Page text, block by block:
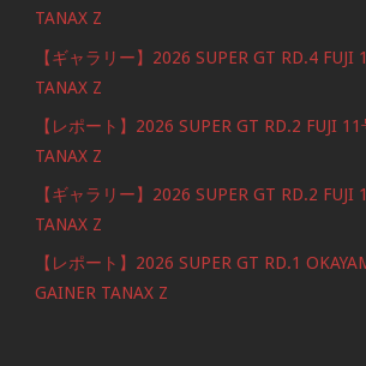
TANAX Z
【ギャラリー】2026 SUPER GT RD.4 FUJI
TANAX Z
【レポート】2026 SUPER GT RD.2 FUJI
TANAX Z
【ギャラリー】2026 SUPER GT RD.2 FUJI
TANAX Z
【レポート】2026 SUPER GT RD.1
GAINER TANAX Z